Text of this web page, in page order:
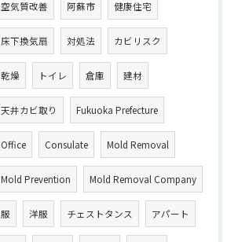
空気質改善 阿蘇市 健康住宅
床下換気扇 対処法 カビリスク
乾燥 トイレ 倉庫 建材
天井カビ取り Fukuoka Prefecture
Office Consulate Mold Removal
Mold Prevention Mold Removal Company
服 洋服 チェストタンス アパート